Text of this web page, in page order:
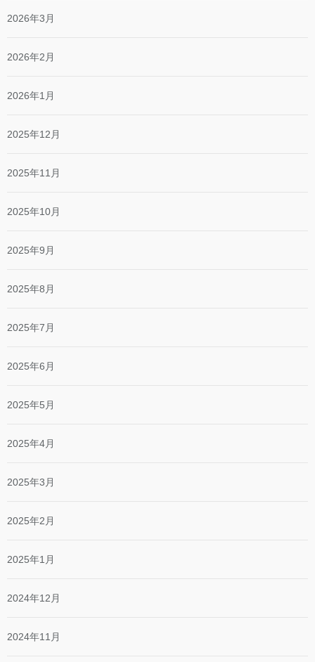
2026年3月
2026年2月
2026年1月
2025年12月
2025年11月
2025年10月
2025年9月
2025年8月
2025年7月
2025年6月
2025年5月
2025年4月
2025年3月
2025年2月
2025年1月
2024年12月
2024年11月